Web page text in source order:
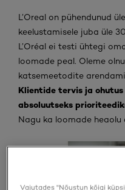
L’Oreal on pühendunud
keelustamisele juba üle
L’Oréal ei testi ühtegi
loomade peal. Oleme
katsemeetodite
Klientide tervis ja ohutus
absoluutseks
Nagu ka loomade heaolu
Vajutades "Nõustun kõigi